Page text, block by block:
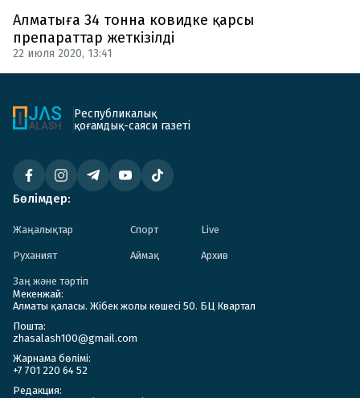
Алматыға 34 тонна ковидке қарсы
препараттар жеткізілді
22 июля 2020, 13:41
Республикалық
қоғамдық-саяси газеті
Бөлімдер:
Жаңалықтар Спорт Live
Руханият Аймақ Архив
Заң және тәртіп
Мекенжай:
Алматы қаласы. Жібек жолы көшесі 50. БЦ Квартал
Пошта:
zhasalash100@gmail.com
Жарнама бөлімі:
+7 701 220 64 52
Редакция: